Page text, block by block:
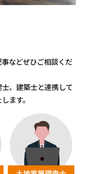
などぜひご相談くだ
、建築士と連携して
ます。